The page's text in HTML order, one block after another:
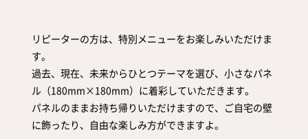
リピーターの方は、特別メニューをお楽しみいただけま
す。
過去、現在、未来からひとつテーマを選び、小さなパネ
ル（180mm×180mm）に着彩していただきます。
パネルのままお持ち帰りいただけますので、ご自宅の壁
に飾ったり、自由な楽しみ方ができますよ。